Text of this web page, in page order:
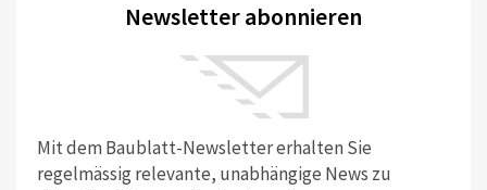
Newsletter abonnieren
Mit dem Baublatt-Newsletter erhalten Sie
regelmässig relevante, unabhängige News zu